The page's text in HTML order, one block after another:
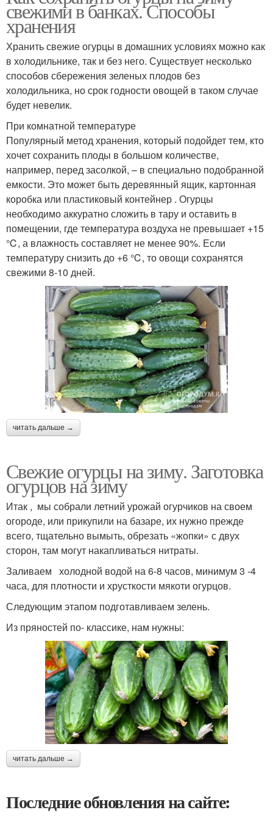
свежими в банках. Способы
хранения
Хранить свежие огурцы в домашних условиях можно как
в холодильнике, так и без него. Существует несколько
способов сбережения зеленых плодов без
холодильника, но срок годности овощей в таком случае
будет невелик.
При комнатной температуре
Популярный метод хранения, который подойдет тем, кто
хочет сохранить плоды в большом количестве,
например, перед засолкой, – в специально подобранной
емкости. Это может быть деревянный ящик, картонная
коробка или пластиковый контейнер . Огурцы
необходимо аккуратно сложить в тару и оставить в
помещении, где температура воздуха не превышает +15
℃, а влажность составляет не менее 90%. Если
температуру снизить до +6 ℃, то овощи сохранятся
свежими 8-10 дней.
читать дальше →
Свежие огурцы на зиму. Заготовка
огурцов на зиму
Итак , мы собрали летний урожай огурчиков на своем
огороде, или прикупили на базаре, их нужно прежде
всего, тщательно вымыть, обрезать «жопки» с двух
сторон, там могут накапливаться нитраты.
Заливаем холодной водой на 6-8 часов, минимум 3 -4
часа, для плотности и хрусткости мякоти огурцов.
Следующим этапом подготавливаем зелень.
Из пряностей по- классике, нам нужны:
читать дальше →
Последние обновления на сайте: